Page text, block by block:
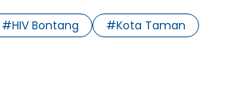
#HIV Bontang #Kota Taman